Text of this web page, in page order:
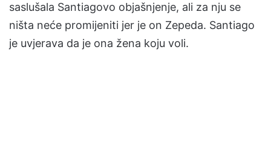
saslušala Santiagovo objašnjenje, ali za nju se
ništa neće promijeniti jer je on Zepeda. Santiago
je uvjerava da je ona žena koju voli.